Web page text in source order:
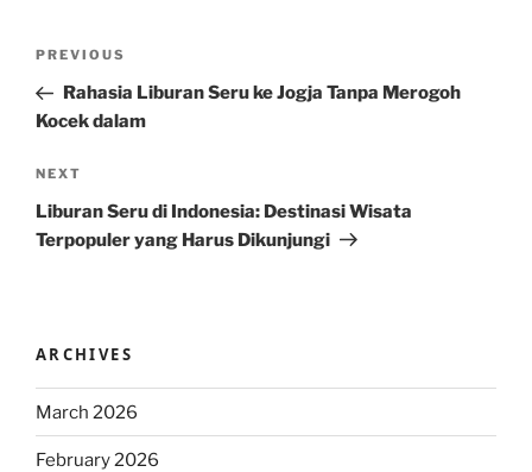
Previous
Post
PREVIOUS
Rahasia Liburan Seru ke Jogja Tanpa Merogoh
Kocek dalam
Next
Post
NEXT
Liburan Seru di Indonesia: Destinasi Wisata
Terpopuler yang Harus Dikunjungi
ARCHIVES
March 2026
February 2026